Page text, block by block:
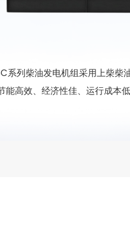
系列柴油发电机组采用上柴柴
能高效、经济性佳、运行成本低